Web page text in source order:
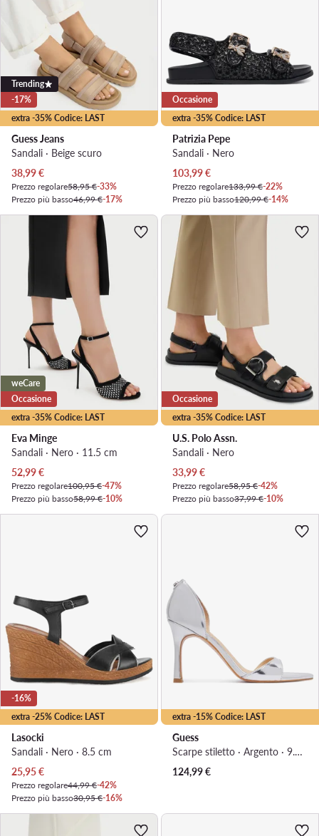
extra -35% Codice: LAST
Trending
-17%
Guess Jeans
Sandali · Beige scuro
Prezzo attuale
38,99€
Prezzo regolare58,95 €-33%
Prezzo più basso46,99 €-17%
extra -35% Codice: LAST
Occasione
Patrizia Pepe
Sandali · Nero
Prezzo attuale
103,99€
Prezzo regolare133,99 €-22%
Prezzo più basso120,99 €-14%
extra -35% Codice: LAST
weCare
Occasione
Eva Minge
Sandali · Nero · 11.5 cm
Prezzo attuale
52,99€
Prezzo regolare100,95 €-47%
Prezzo più basso58,99 €-10%
extra -35% Codice: LAST
Occasione
U.S. Polo Assn.
Sandali · Nero
Prezzo attuale
33,99€
Prezzo regolare58,95 €-42%
Prezzo più basso37,99 €-10%
extra -25% Codice: LAST
-16%
Lasocki
Sandali · Nero · 8.5 cm
Prezzo attuale
25,95€
Prezzo regolare44,99 €-42%
Prezzo più basso30,95 €-16%
extra -15% Codice: LAST
Guess
Scarpe stiletto · Argento · 9.5 cm
124,99€